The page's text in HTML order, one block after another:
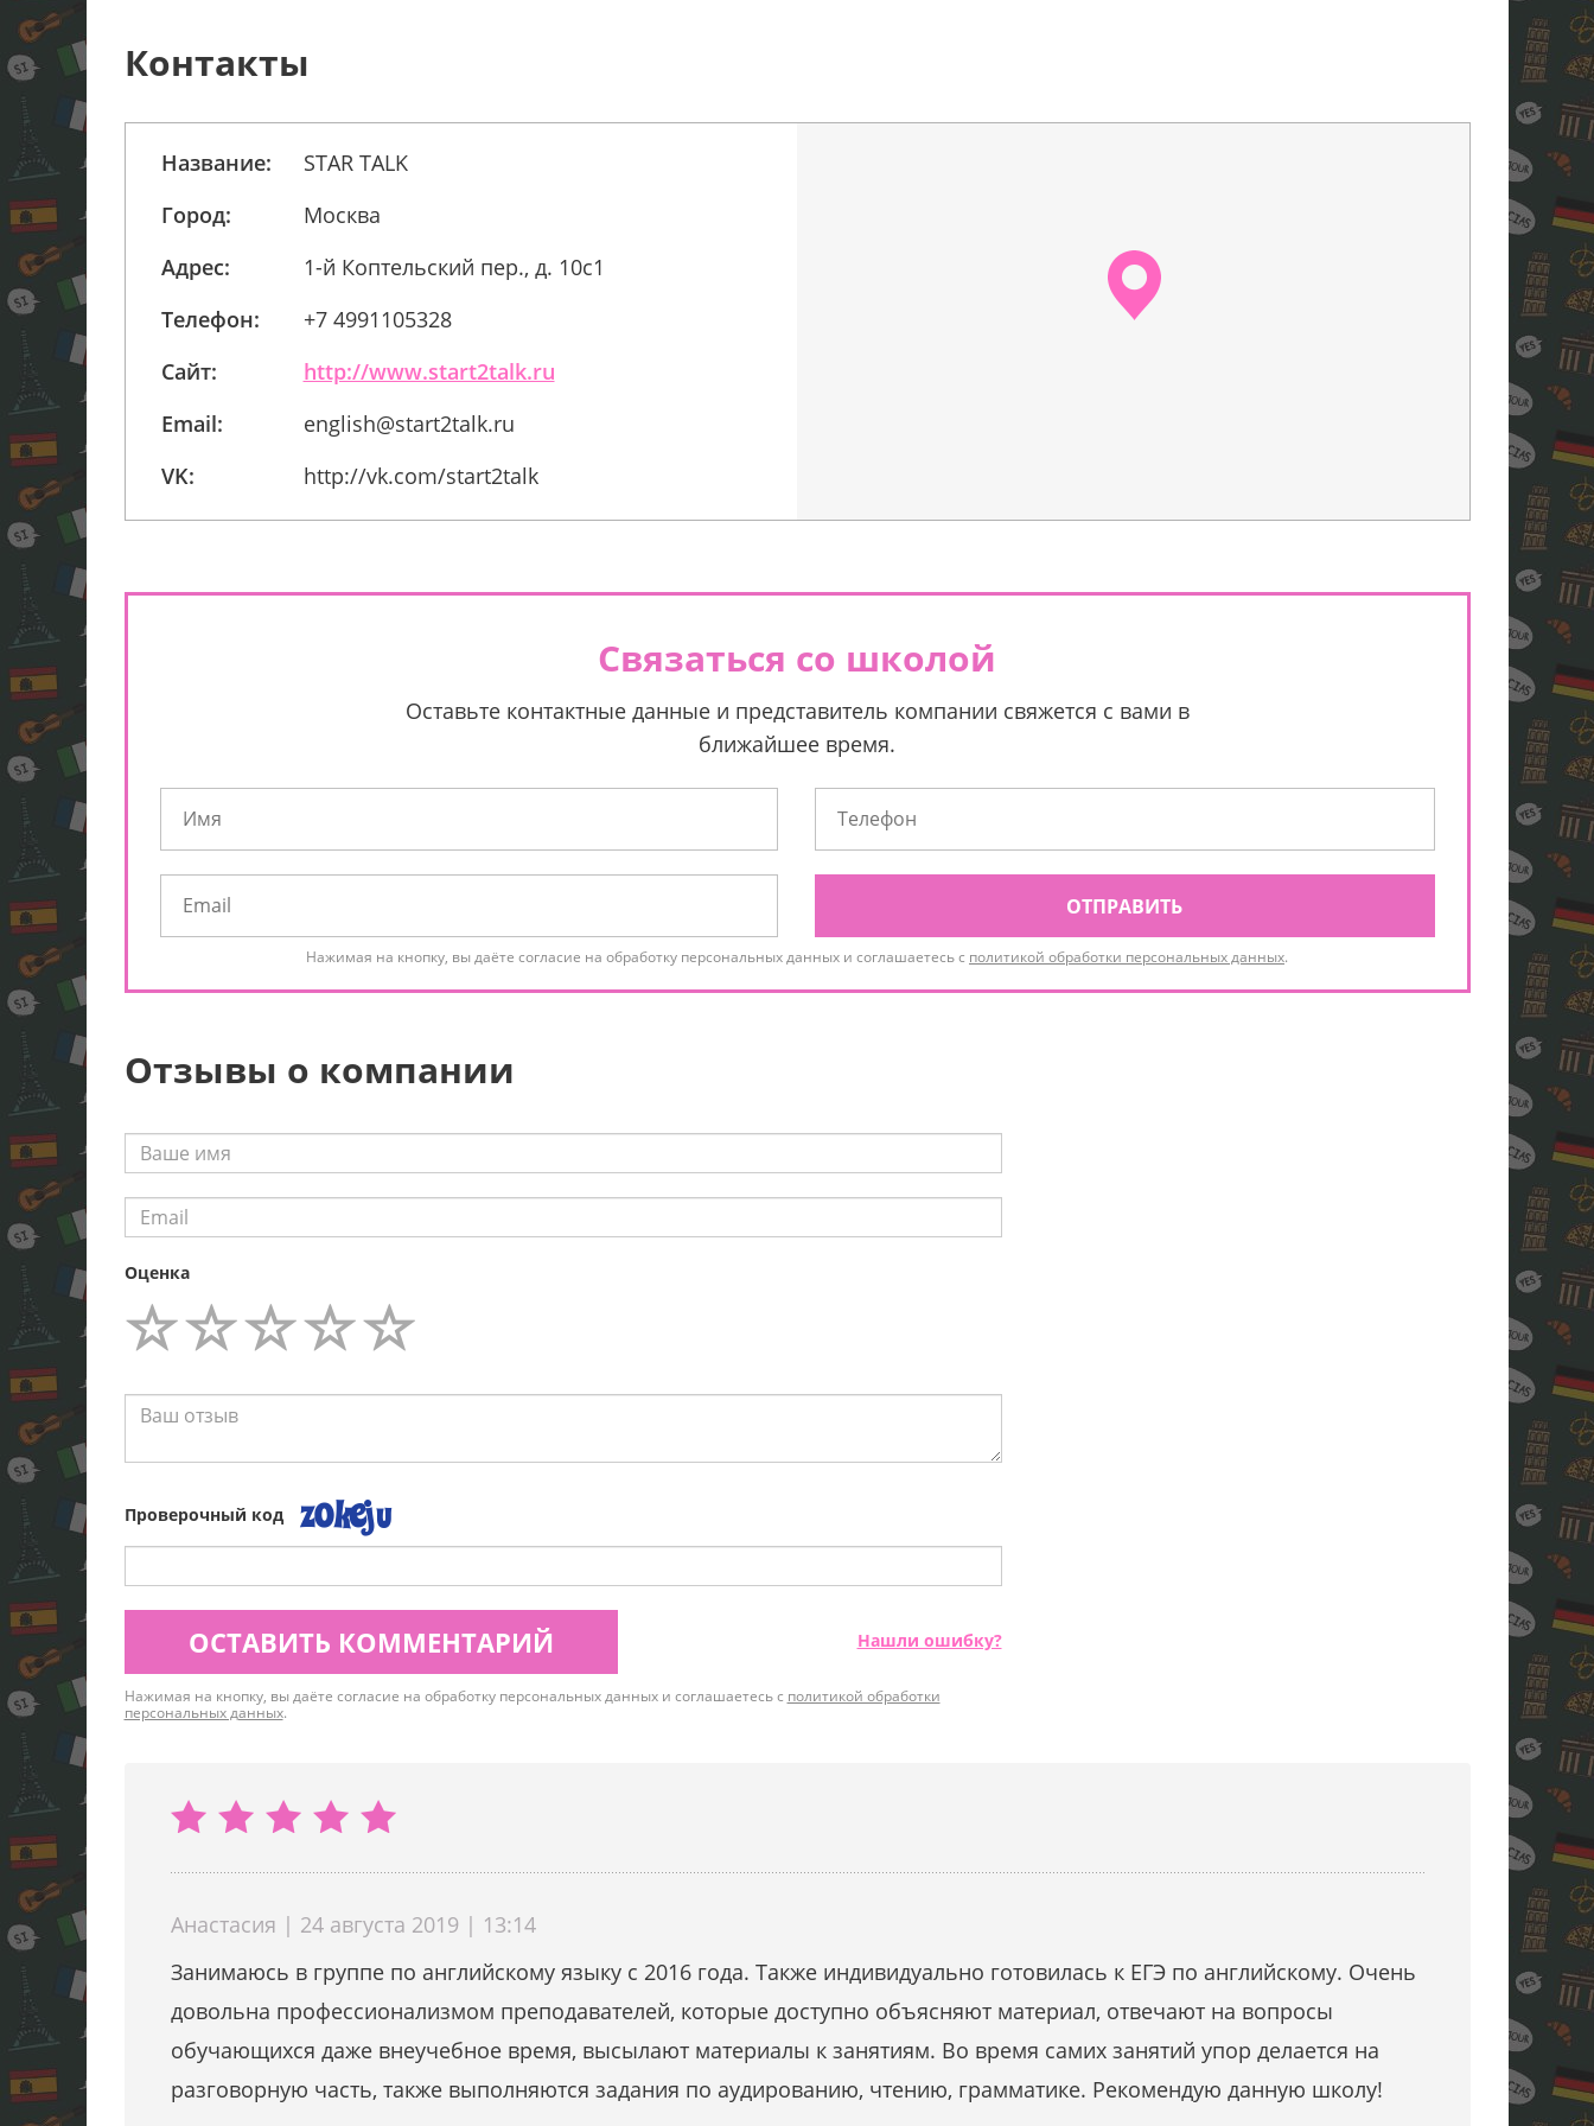
Контакты
Название:
STAR TALK
Город:
Москва
Адрес:
1-й Коптельский пер., д. 10с1
Телефон:
+7 4991105328
Сайт:
http://www.start2talk.ru
Email:
english@start2talk.ru
VK:
http://vk.com/start2talk
Связаться со школой
Оставьте контактные данные и представитель компании свяжется с вами в
ближайшее время.
ОТПРАВИТЬ
Нажимая на кнопку, вы даёте согласие на обработку персональных данных и соглашаетесь с политикой обработки персональных данных.
Отзывы о компании
Оценка
Проверочный код
ОСТАВИТЬ КОММЕНТАРИЙ Нашли ошибку?
Нажимая на кнопку, вы даёте согласие на обработку персональных данных и соглашаетесь с политикой обработки
персональных данных.
Анастасия | 24 августа 2019 | 13:14
Занимаюсь в группе по английскому языку с 2016 года. Также индивидуально готовилась к ЕГЭ по английскому. Очень
довольна профессионализмом преподавателей, которые доступно объясняют материал, отвечают на вопросы
обучающихся даже внеучебное время, высылают материалы к занятиям. Во время самих занятий упор делается на
разговорную часть, также выполняются задания по аудированию, чтению, грамматике. Рекомендую данную школу!